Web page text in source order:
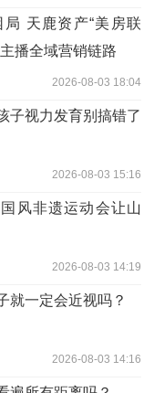
天鹿资产“美房联
播全域营销链路
2026-08-03 18:04
子视力发育别搞错了
2026-08-03 15:16
风非遗运动会让山
2026-08-03 14:19
就一定会近视吗？
2026-08-03 14:16